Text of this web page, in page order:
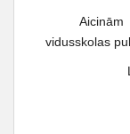
vidusskolas